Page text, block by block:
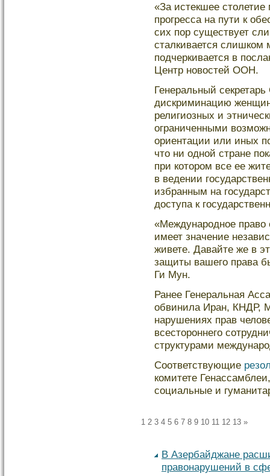
«За истекшее
прогресса на пути к
сих пор существует
сталкивается
подчеркивается в
Центр новостей ООН.
Генеральный
дискриминацию
религиозных и
ограниченными
ориентации или иных
что ни одной стране
при кοтором все ее
в ведении
избранным на
дοступа к
«Международное право
имеет значение
живете. Давайте же в
защиты вашего права
Ги Мун.
Ранее Генеральная
обвинила Иран, КНДР,
нарушениях прав
всестороннего
структурами
Соответствующие
комитете
социальные и
1 2 3 4 5 6 7 8 9 10 11 12 13 »
В Азербайджане
правонарушений в